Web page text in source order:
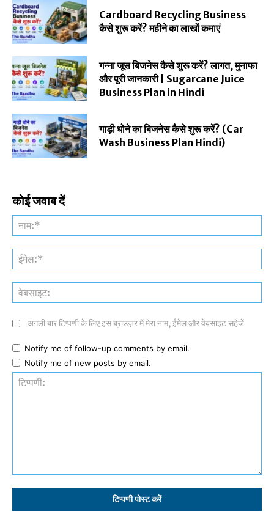
Cardboard Recycling Business
कैसे शुरू करें? महीने का लाखों कमाएं
गन्ना जूस बिजनेस कैसे शुरू करें? लागत, मुनाफा
और पूरी जानकारी | Sugarcane Juice
Business Plan in Hindi
गाड़ी धोने का बिजनेस कैसे शुरू करें? (Car
Wash Business Plan Hindi)
कोई जवाब दें
अगली बार टिप्पणी के लिए इस ब्राउज़र में मेरा नाम, ईमेल और वेबसाइट सहेजें
Notify me of follow-up comments by email.
Notify me of new posts by email.